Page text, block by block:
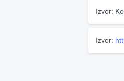
Izvor:
Izvor: